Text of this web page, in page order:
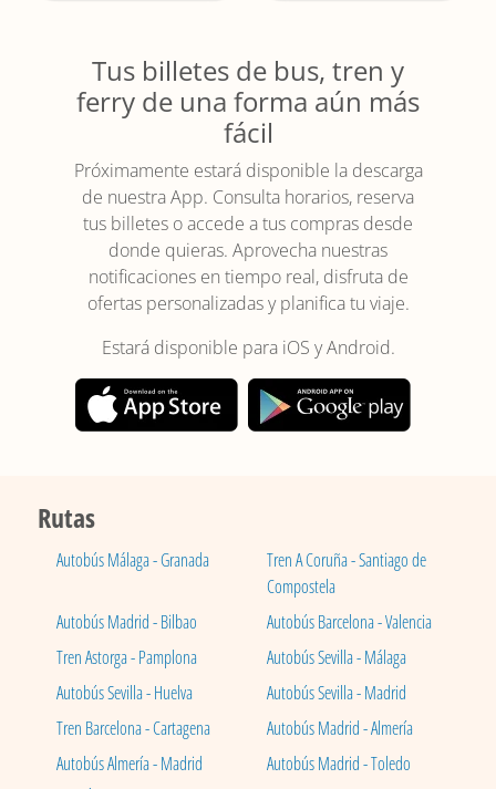
Tus billetes de bus, tren y
ferry de una forma aún más
fácil
Próximamente estará disponible la descarga
de nuestra App. Consulta horarios, reserva
tus billetes o accede a tus compras desde
donde quieras. Aprovecha nuestras
notificaciones en tiempo real, disfruta de
ofertas personalizadas y planifica tu viaje.
Estará disponible para iOS y Android.
Rutas
Autobús Málaga - Granada
Tren A Coruña - Santiago de
Compostela
Autobús Madrid - Bilbao
Autobús Barcelona - Valencia
Tren Astorga - Pamplona
Autobús Sevilla - Málaga
Autobús Sevilla - Huelva
Autobús Sevilla - Madrid
Tren Barcelona - Cartagena
Autobús Madrid - Almería
Autobús Almería - Madrid
Autobús Madrid - Toledo